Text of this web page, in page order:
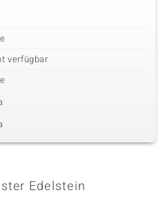
verfügbar
Edelstein